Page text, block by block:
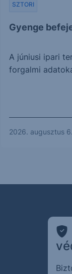
Gyenge
SZTORI
A júniusi ipari
forgalmi
2026. augusztus 6.